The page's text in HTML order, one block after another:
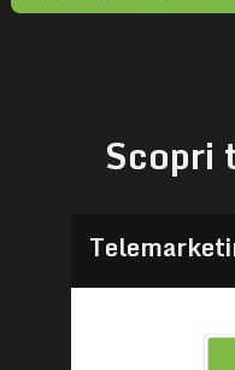
Scopri